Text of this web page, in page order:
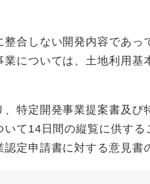
合しない開発内容であっ
については、土地利用基
特定開発事業提案書及び
て14日間の縦覧に供する
定申請書に対する意見書